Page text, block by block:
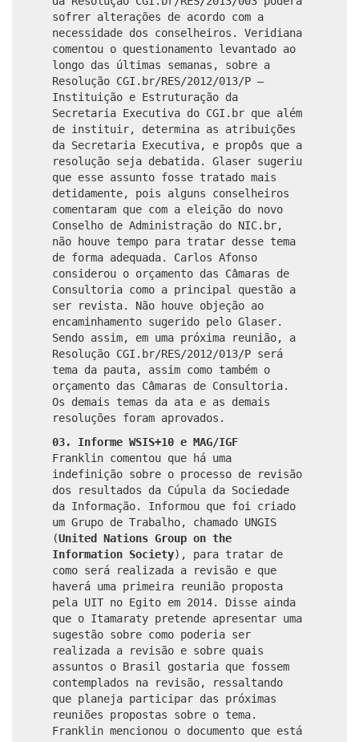
sofrer alterações de acordo com a
necessidade dos conselheiros. Veridiana
comentou o questionamento levantado ao
longo das últimas semanas, sobre a
Resolução CGI.br/RES/2012/013/P –
Instituição e Estruturação da
Secretaria Executiva do CGI.br que além
de instituir, determina as atribuições
da Secretaria Executiva, e propôs que a
resolução seja debatida. Glaser sugeriu
que esse assunto fosse tratado mais
detidamente, pois alguns conselheiros
comentaram que com a eleição do novo
Conselho de Administração do NIC.br,
não houve tempo para tratar desse tema
de forma adequada. Carlos Afonso
considerou o orçamento das Câmaras de
Consultoria como a principal questão a
ser revista. Não houve objeção ao
encaminhamento sugerido pelo Glaser.
Sendo assim, em uma próxima reunião, a
Resolução CGI.br/RES/2012/013/P será
tema da pauta, assim como também o
orçamento das Câmaras de Consultoria.
Os demais temas da ata e as demais
resoluções foram aprovados.
03. Informe WSIS+10 e MAG/IGF
Franklin comentou que há uma
indefinição sobre o processo de revisão
dos resultados da Cúpula da Sociedade
da Informação. Informou que foi criado
um Grupo de Trabalho, chamado UNGIS
(United Nations Group on the
Information Society), para tratar de
como será realizada a revisão e que
haverá uma primeira reunião proposta
pela UIT no Egito em 2014. Disse ainda
que o Itamaraty pretende apresentar uma
sugestão sobre como poderia ser
realizada a revisão e sobre quais
assuntos o Brasil gostaria que fossem
contemplados na revisão, ressaltando
que planeja participar das próximas
reuniões propostas sobre o tema.
Franklin mencionou o documento que está